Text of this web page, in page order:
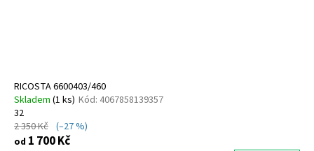
RICOSTA 6600403/460
Skladem (1 ks) Kód: 4067858139357
32
2 350 Kč (–27 %)
od 1 700 Kč